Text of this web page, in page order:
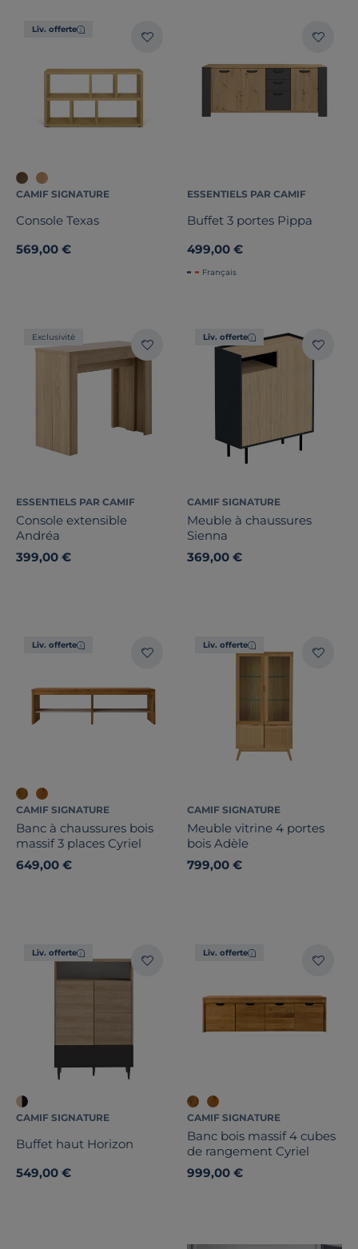
Liv. offerte
CAMIF SIGNATURE
Console Texas
569,00 €
ESSENTIELS PAR CAMIF
Buffet 3 portes Pippa
499,00 €
Français
Exclusivité
ESSENTIELS PAR CAMIF
Console extensible
Andréa
399,00 €
Liv. offerte
CAMIF SIGNATURE
Meuble à chaussures
Sienna
369,00 €
Liv. offerte
CAMIF SIGNATURE
Banc à chaussures bois
massif 3 places Cyriel
649,00 €
Liv. offerte
CAMIF SIGNATURE
Meuble vitrine 4 portes
bois Adèle
799,00 €
Liv. offerte
CAMIF SIGNATURE
Buffet haut Horizon
549,00 €
Liv. offerte
CAMIF SIGNATURE
Banc bois massif 4 cubes
de rangement Cyriel
999,00 €